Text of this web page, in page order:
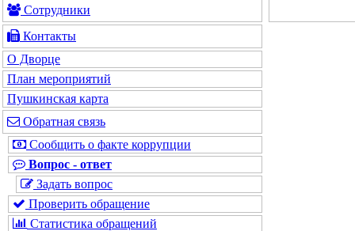
Сотрудники
Контакты
О Дворце
План мероприятий
Пушкинская карта
Обратная связь
Сообщить о факте коррупции
Вопрос - ответ
Задать вопрос
Проверить обращение
Статистика обращений